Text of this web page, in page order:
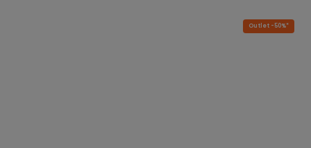
Outlet -50%*